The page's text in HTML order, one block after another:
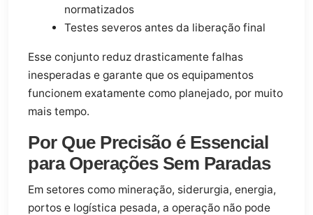
normatizados
Testes severos antes da liberação final
Esse conjunto reduz drasticamente falhas
inesperadas e garante que os equipamentos
funcionem exatamente como planejado, por muito
mais tempo.
Por Que Precisão é Essencial
para Operações Sem Paradas
Em setores como mineração, siderurgia, energia,
portos e logística pesada, a operação não pode